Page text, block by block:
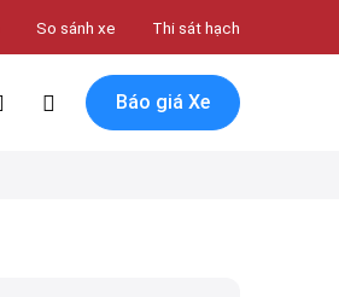
So sánh xe Thi sát hạch
Báo giá Xe